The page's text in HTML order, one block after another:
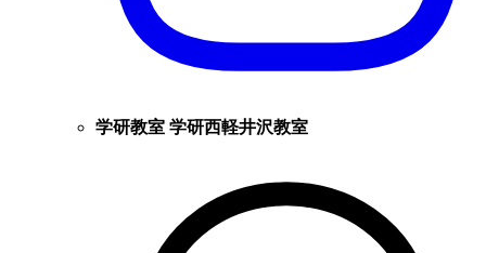
学研教室 学研西軽井沢教室